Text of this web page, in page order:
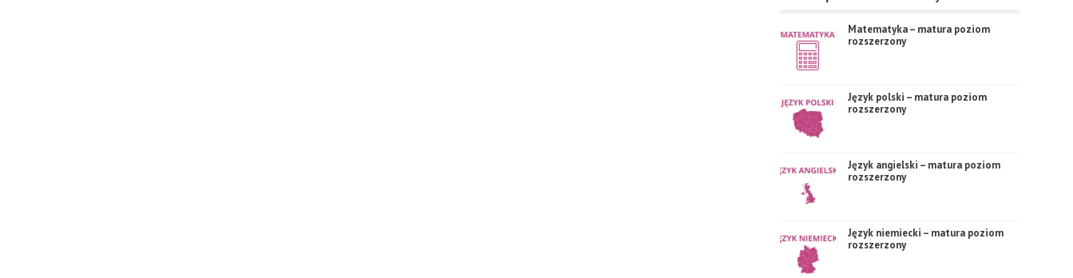
Matematyka – matura poziom
rozszerzony
Język polski – matura poziom
rozszerzony
Język angielski – matura poziom
rozszerzony
Język niemiecki – matura poziom
rozszerzony